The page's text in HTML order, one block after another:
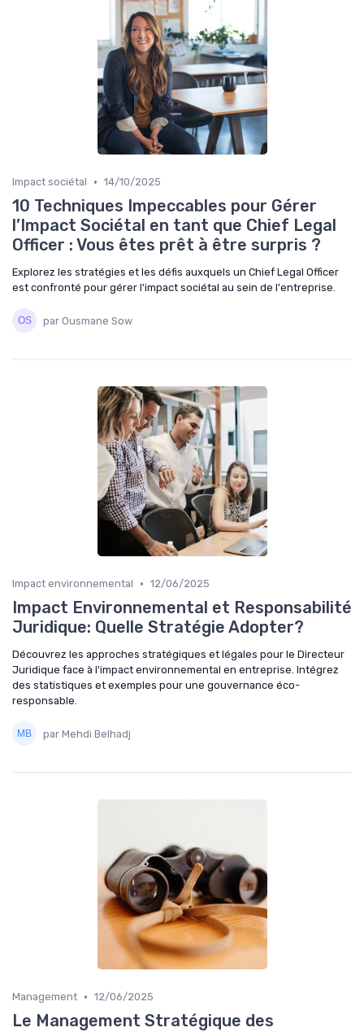
Impact sociétal • 14/10/2025
10 Techniques Impeccables pour Gérer
l’Impact Sociétal en tant que Chief Legal
Officer : Vous êtes prêt à être surpris ?
Explorez les stratégies et les défis auxquels un Chief Legal Officer
est confronté pour gérer l'impact sociétal au sein de l'entreprise.
par Ousmane Sow
Impact environnemental • 12/06/2025
Impact Environnemental et Responsabilité
Juridique: Quelle Stratégie Adopter?
Découvrez les approches stratégiques et légales pour le Directeur
Juridique face à l'impact environnemental en entreprise. Intégrez
des statistiques et exemples pour une gouvernance éco-
responsable.
par Mehdi Belhadj
Management • 12/06/2025
Le Management Stratégique des